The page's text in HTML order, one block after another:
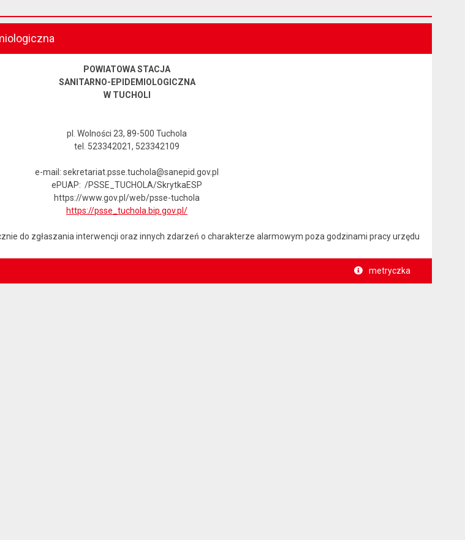
POWIATOWA STACJA
SANITARNO-EPIDEMIOLOGICZNA
W TUCHOLI
pl. Wolności 23, 89-500 Tuchola
tel. 523342021, 523342109
e-mail: sekretariat.psse.tuchola@sanepid.gov.pl
ePUAP: /PSSE_TUCHOLA/SkrytkaESP
https://www.gov.pl/web/psse-tuchola
https://psse_tuchola.bip.gov.pl/
do zgłaszania interwencji oraz innych zdarzeń o charakterze alarmowym poza godzinami pracy urzędu
metryczka